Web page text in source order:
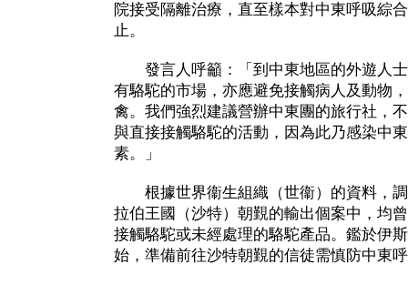
院接受隔離治療，直至樣本對中東呼吸綜
止。
發言人呼籲：「到中東地區的外遊人士
有駱駝的市場，亦應避免接觸病人及動物
禽。我們強烈建議營辦中東團的旅行社，
與直接接觸駱駝的活動，因為此乃感染中
素。」
根據世界衞生組織（世衞）的資料，調
拉伯王國（沙特）朝覲的輸出個案中，均
接觸駱駝或未經處理的駱駝產品。鑑於伊
始，準備前往沙特朝覲的信徒需慎防中東